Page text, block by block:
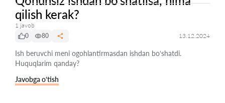
qilish kerak?
1 javob
0
80 13.12.2024
Ish beruvchi meni ogohlantirmasdan ishdan bo‘shatdi.
Huquqlarim qanday?
Javobga o‘tish